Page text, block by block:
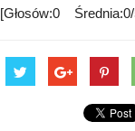
[Głosów:0